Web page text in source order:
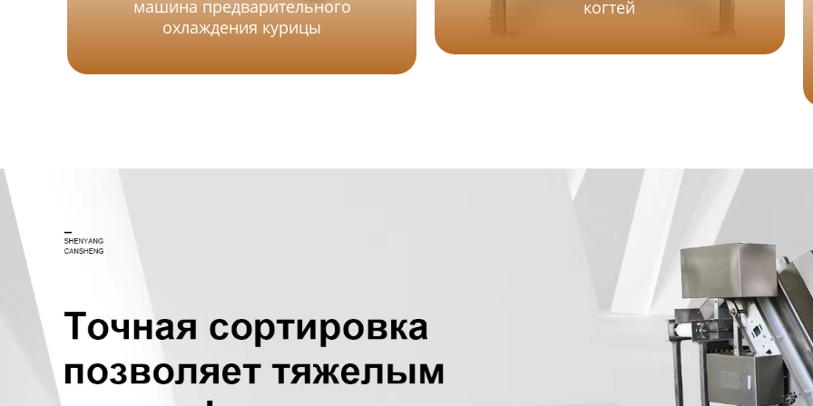
машина предварительного
охлаждения курицы
когтей